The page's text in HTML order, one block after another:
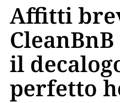
Affitti
il
perfetto